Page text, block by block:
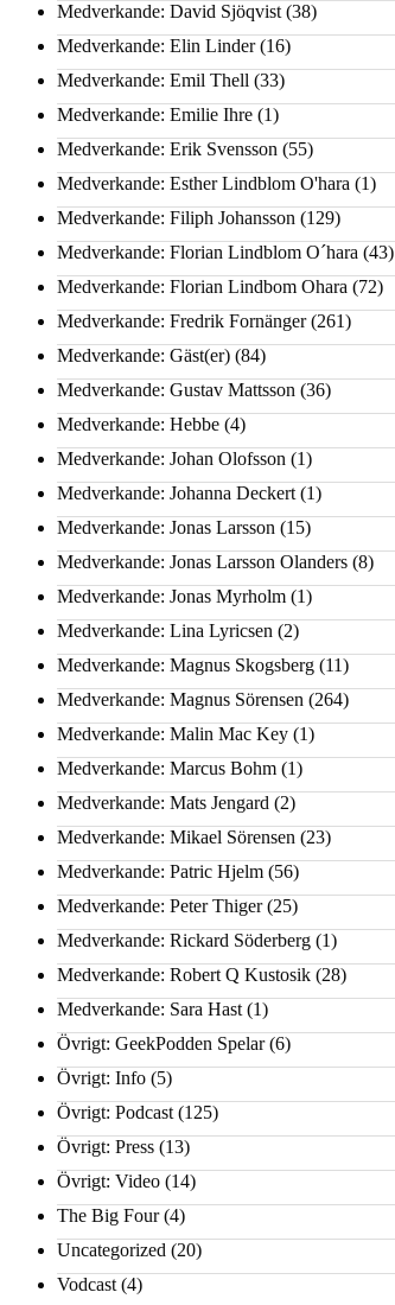
Medverkande: David Sjöqvist (38)
Medverkande: Elin Linder(16)
Medverkande: Emil Thell (33)
Medverkande: Emilie Ihre (1)
Medverkande: Erik Svensson (55)
Medverkande: Esther Lindblom O'hara (1)
Medverkande: Filiph Johansson (129)
Medverkande: Florian Lindblom O´hara (43)
Medverkande: Florian Lindbom Ohara (72)
Medverkande: Fredrik Fornänger(261)
Medverkande: Gäst(er) (84)
Medverkande: Gustav Mattsson (36)
Medverkande: Hebbe (4)
Medverkande: Johan Olofsson (1)
Medverkande: Johanna Deckert (1)
Medverkande: Jonas Larsson (15)
Medverkande: Jonas Larsson Olanders (8)
Medverkande: Jonas Myrholm (1)
Medverkande: Lina Lyricsen (2)
Medverkande: Magnus Skogsberg (11)
Medverkande: Magnus Sörensen (264)
Medverkande: Malin Mac Key (1)
Medverkande: Marcus Bohm (1)
Medverkande: Mats Jengard (2)
Medverkande: Mikael Sörensen (23)
Medverkande: Patric Hjelm (56)
Medverkande: Peter Thiger(25)
Medverkande: Rickard Söderberg (1)
Medverkande: Robert Q Kustosik (28)
Medverkande: Sara Hast (1)
Övrigt: GeekPodden Spelar(6)
Övrigt: Info (5)
Övrigt: Podcast (125)
Övrigt: Press (13)
Övrigt: Video (14)
The Big Four(4)
Uncategorized (20)
Vodcast (4)